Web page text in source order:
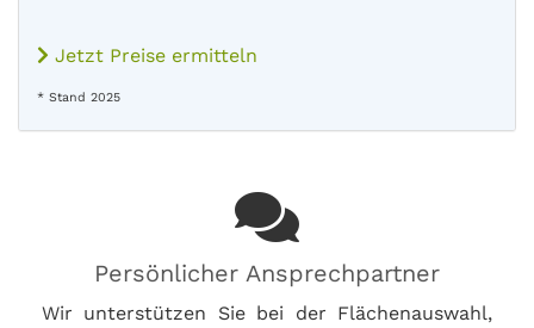
Jetzt Preise ermitteln
* Stand 2025
Persönlicher Ansprechpartner
Wir unterstützen Sie bei der Flächenauswahl,